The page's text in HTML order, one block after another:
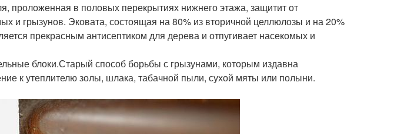
проложенная в половых перекрытиях нижнего этажа, защитит от
и грызунов. Эковата, состоящая на 80% из вторичной целлюлозы и на 20%
прекрасным антисептиком для дерева и отпугивает насекомых и
блоки.Старый способ борьбы с грызунами, которым издавна
к утеплителю золы, шлака, табачной пыли, сухой мяты или полыни.